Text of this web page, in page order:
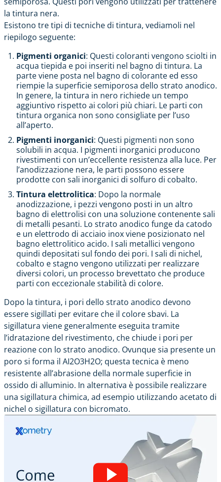
la tintura nera.
Esistono tre tipi di tecniche di tintura, vediamoli nel
riepilogo seguente:
Pigmenti organici: Questi coloranti vengono sciolti in
acqua tiepida e poi inseriti nel bagno di tintura. La
parte viene posta nel bagno di colorante ed esso
riempie la superficie semiporosa dello strato anodico.
In genere, la tintura in nero richiede un tempo
aggiuntivo rispetto ai colori più chiari. Le parti con
tintura organica non sono consigliate per l’uso
all’aperto.
Pigmenti inorganici: Questi pigmenti non sono
solubili in acqua. I pigmenti inorganici producono
rivestimenti con un’eccellente resistenza alla luce. Per
l’anodizzazione nera, le parti possono essere
prodotte con sali inorganici di solfuro di cobalto.
Tintura elettrolitica: Dopo la normale
anodizzazione, i pezzi vengono posti in un altro
bagno di elettrolisi con una soluzione contenente sali
di metalli pesanti. Lo strato anodico funge da catodo
e un elettrodo di acciaio inox viene posizionato nel
bagno elettrolitico acido. I sali metallici vengono
quindi depositati sul fondo dei pori. I sali di nichel,
cobalto e stagno vengono utilizzati per realizzare
diversi colori, un processo brevettato che produce
parti con eccezionale stabilità di colore.
Dopo la tintura, i pori dello strato anodico devono
essere sigillati per evitare che il colore sbavi. La
sigillatura viene generalmente eseguita tramite
l’idratazione del rivestimento, che chiude i pori per
reazione con lo strato anodico. Ovunque sia presente un
poro si forma il AI2O3H2O; questa tecnica è meno
resistente all’abrasione della normale superficie in
ossido di alluminio. In alternativa è possibile realizzare
una sigillatura chimica, ad esempio utilizzando acetato di
nichel o sigillatura con bicromato.